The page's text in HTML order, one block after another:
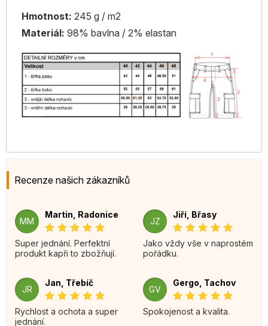
Hmotnost: 245 g / m2
Materiál: 98% bavlna / 2% elastan
Recenze našich zákazníků
MM
Martin, Radonice
Super jednání. Perfektní
produkt kapři to zbožňují.
JZ
Jiří, Břasy
Jako vždy vše v naprostém
pořádku.
JR
Jan, Třebíč
Rychlost a ochota a super
jednání.
GV
Gergo, Tachov
Spokojenost a kvalita.